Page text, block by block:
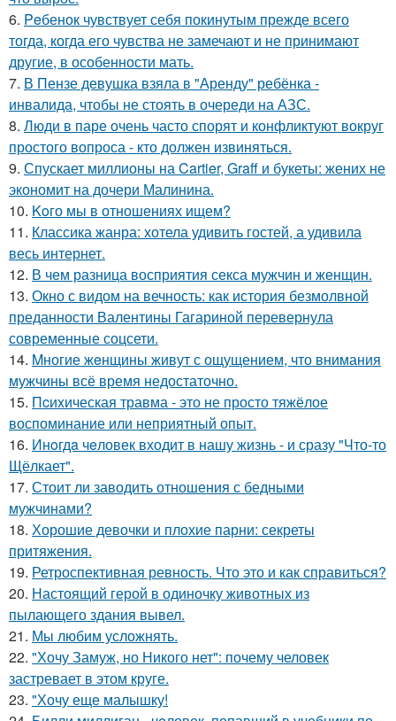
6. Peбенок чувствует себя покинутым прежде всего
тогда, когда его чувства не замечают и не принимают
другие, в особенности мать.
7. В Пензе девушка взяла в "Аренду" ребёнка -
инвалида, чтобы не стоять в очереди на АЗС.
8. Люди в паре очень часто спорят и конфликтуют вокруг
простого вопроса - кто должен извиняться.
9. Спускает миллионы на Cartier, Graff и букеты: жених не
экономит на дочери Малинина.
10. Koго мы в отношениях ищем?
11. Классика жанра: хотела удивить гостей, а удивила
весь интернет.
12. В чем разница восприятия секса мужчин и женщин.
13. Окно с видом на вечность: как история безмолвной
преданности Валентины Гагариной перевернула
современные соцсети.
14. Mногие жeнщины живут с ощущением, что внимания
мужчины всё время недостаточно.
15. Пcиxическая травма - это не просто тяжёлое
воспоминание или неприятный опыт.
16. Инoгдa чeловек входит в нашу жизнь - и сразу "Что-то
Щёлкает".
17. Стоит ли заводить отношения с бедными
мужчинами?
18. Хорошие девочки и плохие парни: секреты
притяжения.
19. Ретроспективная ревность. Что это и как справиться?
20. Настоящий герой в одиночку животных из
пылающего здания вывел.
21. Мы любим усложнять.
22. "Хочу Замуж, но Никого нет": почему человек
застревает в этом круге.
23. "Хочу еще малышку!